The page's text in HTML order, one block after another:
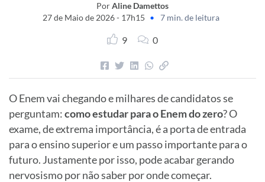
PorAline Damettos
27 de Maio de 2026 - 17h15 • 7 min. de leitura
9 0
O Enem vai chegando e milhares de candidatos se
perguntam:como estudar para o Enem do zero? O
exame, de extrema importância, é a porta de entrada
para o ensino superior e um passo importante para o
futuro. Justamente por isso, pode acabar gerando
nervosismo por não saber por onde começar.